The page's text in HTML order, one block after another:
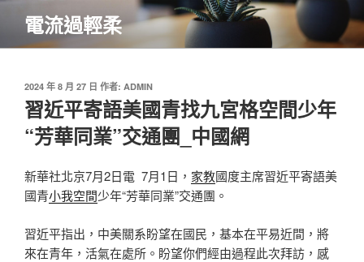
主
電流過輕柔
發
佈
於
2024 年 8 月 27 日 作者: ADMIN
習近平寄語美國青找九宮格空間少年
“芳華同業”交通團_中國網
新華社北京7月2日電 7月1日， 家教國度主席習近平寄語美
國青小我空間少年“芳華同業”交通團。
習近平指出，中美關系盼望在國民，基本在平易近間，將
來在青年，活氣在處所。盼望你們經由過程此次拜訪，感